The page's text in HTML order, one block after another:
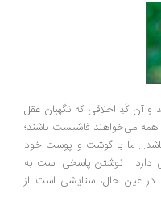
اخلاقی که نگهبان عقل
فاشیست باشند؛
با گوشت و پوست خود
نوشتن پاسخی است به
حال، ستایشی است از